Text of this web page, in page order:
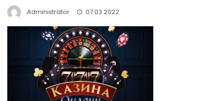
Administrator 07.03.2022